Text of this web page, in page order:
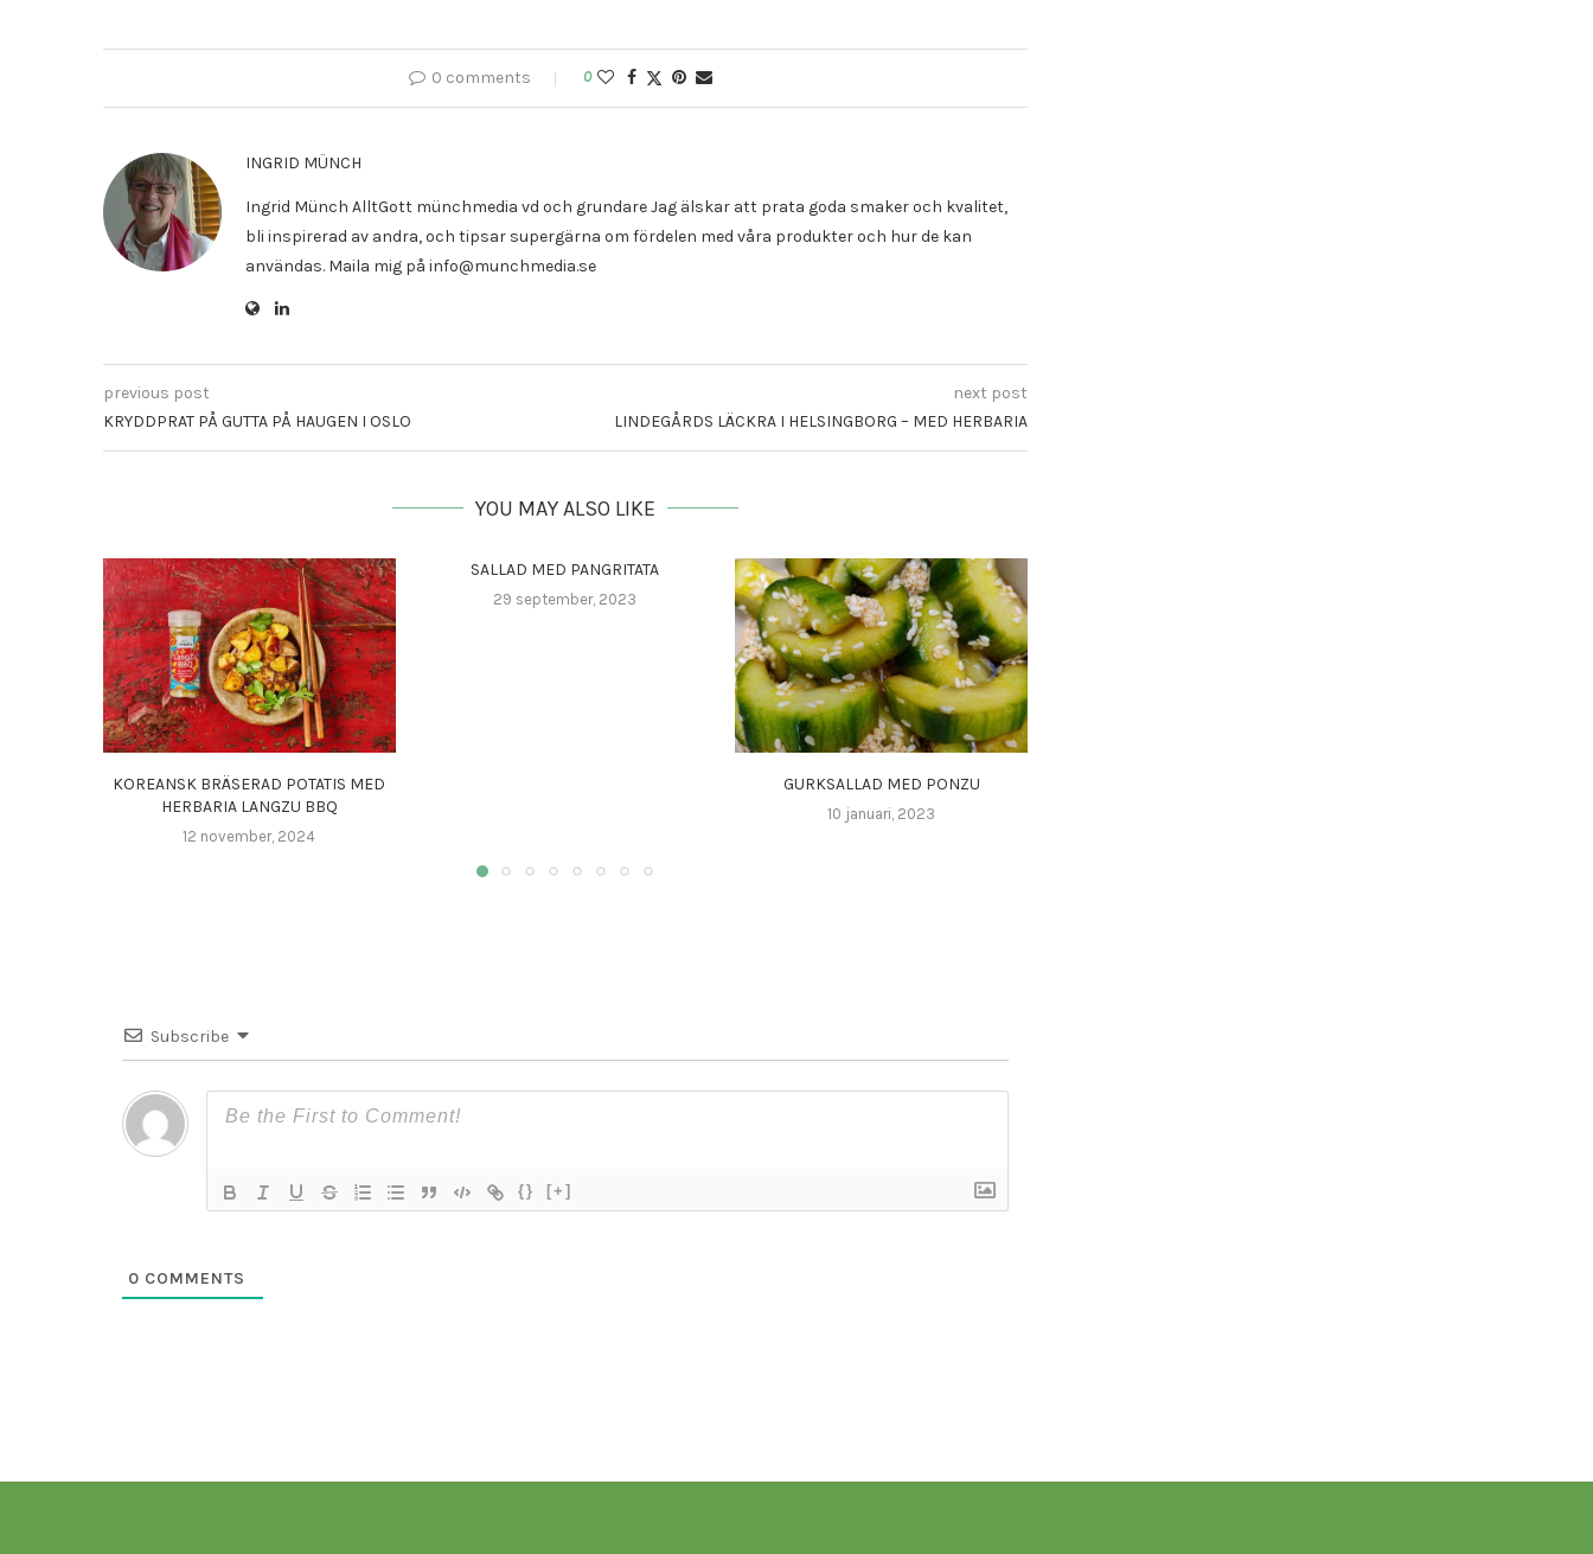
0 comments 0
INGRID MÜNCH
Ingrid Münch AlltGott münchmedia vd och grundare Jag älskar att prata goda smaker och kvalitet,
bli inspirerad av andra, och tipsar supergärna om fördelen med våra produkter och hur de kan
användas. Maila mig på info@munchmedia.se
previous post
KRYDDPRAT PÅ GUTTA PÅ HAUGEN I OSLO
next post
LINDEGÅRDS LÄCKRA I HELSINGBORG – MED HERBARIA
YOU MAY ALSO LIKE
KOREANSK BRÄSERAD POTATIS MED
HERBARIA LANGZU BBQ
12 november, 2024
SALLAD MED PANGRITATA
29 september, 2023
GURKSALLAD MED PONZU
10 januari, 2023
Subscribe
{} [+]
0 COMMENTS